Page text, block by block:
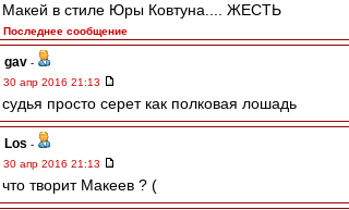
Макей в стиле Юры Ковтуна.... ЖЕСТЬ
Последнее сообщение
gav -
30 апр 2016 21:13
судья просто серет как полковая лошадь
Los -
30 апр 2016 21:13
что творит Макеев ? (